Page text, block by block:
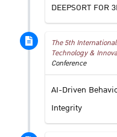
DEEPSORT FOR
The 5th
Technology &
Conference
AI-Driven
Integrity